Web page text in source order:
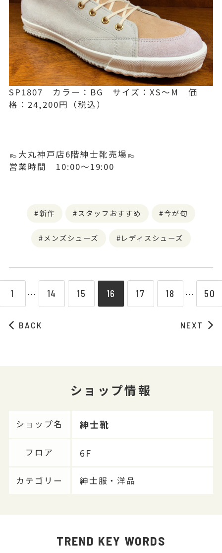
SP1807 カラー：BG サイズ：XS～M 価
格：24,200円（税込）
👞大丸神戸店6階紳士靴売場👞
営業時間 10:00～19:00
新作 スタッフおすすめ 今が旬
メンズシューズ レディスシューズ
BACK
1 ⋯ 14 15 16 17 18 ⋯ 50
NEXT
ショップ情報
ショップ名 紳士靴
フロア 6F
カテゴリー 紳士服・洋品
TREND KEY WORDS